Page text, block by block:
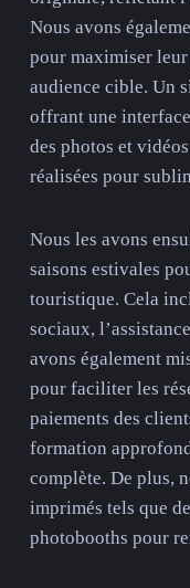
Nous avons
pour maximiser
audience cible. Un
offrant une
des photos et
réalisées pour
Nous les avons
saisons estivales
touristique. Cela
sociaux,
avons également
pour faciliter les
paiements des
formation
complète. De plus,
imprimés tels que
photobooths pour